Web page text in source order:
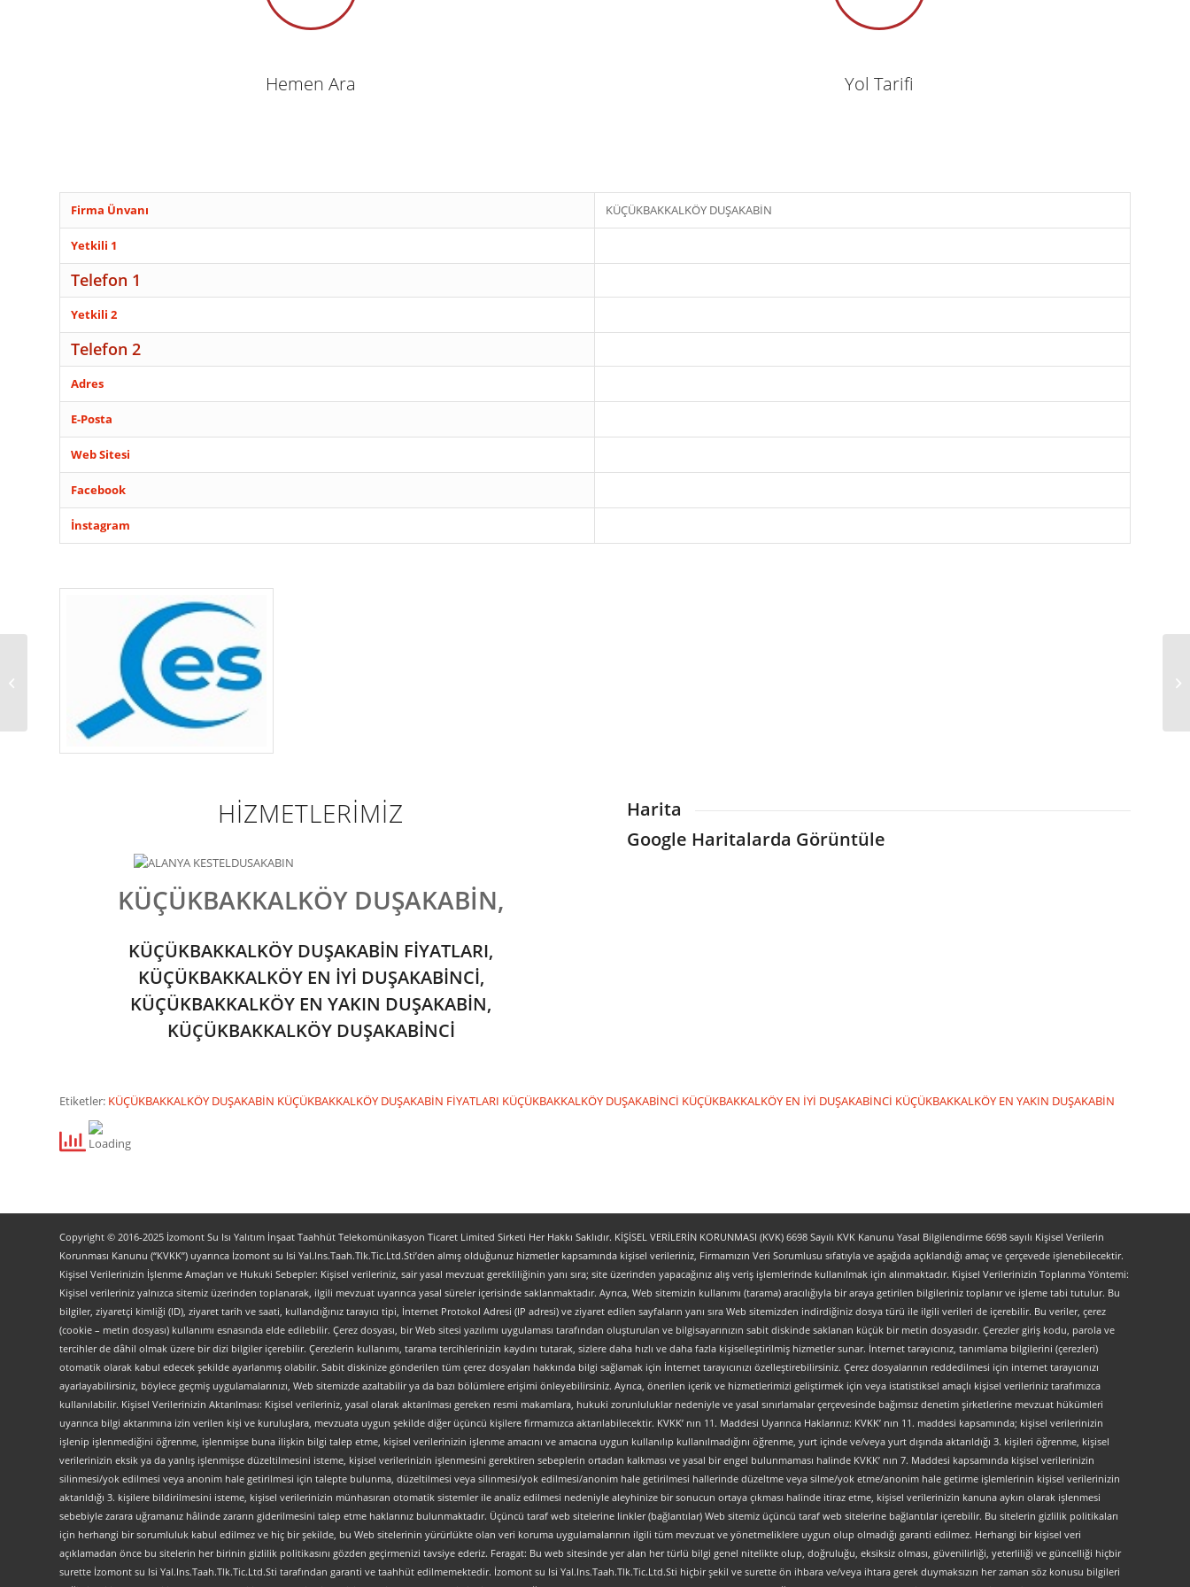
Hemen Ara Yol Tarifi
Firma Ünvanı KÜÇÜKBAKKALKÖY DUŞAKABİN
Yetkili 1
Telefon 1
Yetkili 2
Telefon 2
Adres
E-Posta
Web Sitesi
Facebook
İnstagram
HİZMETLERİMİZ
KÜÇÜKBAKKALKÖY DUŞAKABİN,
KÜÇÜKBAKKALKÖY DUŞAKABİN FİYATLARI,
KÜÇÜKBAKKALKÖY EN İYİ DUŞAKABİNCİ,
KÜÇÜKBAKKALKÖY EN YAKIN DUŞAKABİN,
KÜÇÜKBAKKALKÖY DUŞAKABİNCİ
Harita
Google Haritalarda Görüntüle
Etiketler: KÜÇÜKBAKKALKÖY DUŞAKABİN KÜÇÜKBAKKALKÖY DUŞAKABİN FİYATLARI KÜÇÜKBAKKALKÖY DUŞAKABİNCİ KÜÇÜKBAKKALKÖY EN İYİ DUŞAKABİNCİ KÜÇÜKBAKKALKÖY EN YAKIN DUŞAKABİN
Copyright © 2016-2025 İzomont Su Isı Yalıtım İnşaat Taahhüt Telekomünikasyon Ticaret Limited Sirketi Her Hakkı Saklıdır. KİŞİSEL VERİLERİN KORUNMASI (KVK) 6698 Sayılı KVK Kanunu Yasal Bilgilendirme 6698 sayılı Kişisel Verilerin
Korunması Kanunu (“KVKK”) uyarınca İzomont su Isi Yal.Ins.Taah.Tlk.Tic.Ltd.Sti’den almış olduğunuz hizmetler kapsamında kişisel verileriniz, Firmamızın Veri Sorumlusu sıfatıyla ve aşağıda açıklandığı amaç ve çerçevede işlenebilecektir.
Kişisel Verilerinizin İşlenme Amaçları ve Hukuki Sebepler: Kişisel verileriniz, sair yasal mevzuat gerekliliğinin yanı sıra; site üzerinden yapacağınız alış veriş işlemlerinde kullanılmak için alınmaktadır. Kişisel Verilerinizin Toplanma Yöntemi:
Kişisel verileriniz yalnızca sitemiz üzerinden toplanarak, ilgili mevzuat uyarınca yasal süreler içerisinde saklanmaktadır. Ayrıca, Web sitemizin kullanımı (tarama) aracılığıyla bir araya getirilen bilgileriniz toplanır ve işleme tabi tutulur. Bu
bilgiler, ziyaretçi kimliği (ID), ziyaret tarih ve saati, kullandığınız tarayıcı tipi, İnternet Protokol Adresi (IP adresi) ve ziyaret edilen sayfaların yanı sıra Web sitemizden indirdiğiniz dosya türü ile ilgili verileri de içerebilir. Bu veriler, çerez
(cookie – metin dosyası) kullanımı esnasında elde edilebilir. Çerez dosyası, bir Web sitesi yazılımı uygulaması tarafından oluşturulan ve bilgisayarınızın sabit diskinde saklanan küçük bir metin dosyasıdır. Çerezler giriş kodu, parola ve
tercihler de dâhil olmak üzere bir dizi bilgiler içerebilir. Çerezlerin kullanımı, tarama tercihlerinizin kaydını tutarak, sizlere daha hızlı ve daha fazla kişiselleştirilmiş hizmetler sunar. İnternet tarayıcınız, tanımlama bilgilerini (çerezleri)
otomatik olarak kabul edecek şekilde ayarlanmış olabilir. Sabit diskinize gönderilen tüm çerez dosyaları hakkında bilgi sağlamak için İnternet tarayıcınızı özelleştirebilirsiniz. Çerez dosyalarının reddedilmesi için internet tarayıcınızı
ayarlayabilirsiniz, böylece geçmiş uygulamalarınızı, Web sitemizde azaltabilir ya da bazı bölümlere erişimi önleyebilirsiniz. Ayrıca, önerilen içerik ve hizmetlerimizi geliştirmek için veya istatistiksel amaçlı kişisel verileriniz tarafımızca
kullanılabilir. Kişisel Verilerinizin Aktarılması: Kişisel verileriniz, yasal olarak aktarılması gereken resmi makamlara, hukuki zorunluluklar nedeniyle ve yasal sınırlamalar çerçevesinde bağımsız denetim şirketlerine mevzuat hükümleri
uyarınca bilgi aktarımına izin verilen kişi ve kuruluşlara, mevzuata uygun şekilde diğer üçüncü kişilere firmamızca aktarılabilecektir. KVKK’ nın 11. Maddesi Uyarınca Haklarınız: KVKK’ nın 11. maddesi kapsamında; kişisel verilerinizin
işlenip işlenmediğini öğrenme, işlenmişse buna ilişkin bilgi talep etme, kişisel verilerinizin işlenme amacını ve amacına uygun kullanılıp kullanılmadığını öğrenme, yurt içinde ve/veya yurt dışında aktarıldığı 3. kişileri öğrenme, kişisel
verilerinizin eksik ya da yanlış işlenmişse düzeltilmesini isteme, kişisel verilerinizin işlenmesini gerektiren sebeplerin ortadan kalkması ve yasal bir engel bulunmaması halinde KVKK’ nın 7. Maddesi kapsamında kişisel verilerinizin
silinmesi/yok edilmesi veya anonim hale getirilmesi için talepte bulunma, düzeltilmesi veya silinmesi/yok edilmesi/anonim hale getirilmesi hallerinde düzeltme veya silme/yok etme/anonim hale getirme işlemlerinin kişisel verilerinizin
aktarıldığı 3. kişilere bildirilmesini isteme, kişisel verilerinizin münhasıran otomatik sistemler ile analiz edilmesi nedeniyle aleyhinize bir sonucun ortaya çıkması halinde itiraz etme, kişisel verilerinizin kanuna aykırı olarak işlenmesi
sebebiyle zarara uğramanız hâlinde zararın giderilmesini talep etme haklarınız bulunmaktadır. Üçüncü taraf web sitelerine linkler (bağlantılar) Web sitemiz üçüncü taraf web sitelerine bağlantılar içerebilir. Bu sitelerin gizlilik politikaları
için herhangi bir sorumluluk kabul edilmez ve hiç bir şekilde, bu Web sitelerinin yürürlükte olan veri koruma uygulamalarının ilgili tüm mevzuat ve yönetmeliklere uygun olup olmadığı garanti edilmez. Herhangi bir kişisel veri
açıklamadan önce bu sitelerin her birinin gizlilik politikasını gözden geçirmenizi tavsiye ederiz. Feragat: Bu web sitesinde yer alan her türlü bilgi genel nitelikte olup, doğruluğu, eksiksiz olması, güvenilirliği, yeterliliği ve güncelliği hiçbir
surette İzomont su Isi Yal.Ins.Taah.Tlk.Tic.Ltd.Sti tarafından garanti ve taahhüt edilmemektedir. İzomont su Isi Yal.Ins.Taah.Tlk.Tic.Ltd.Sti hiçbir şekil ve surette ön ihbara ve/veya ihtara gerek duymaksızın her zaman söz konusu bilgileri